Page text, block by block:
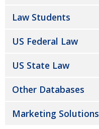
Law Students
US Federal Law
US State Law
Other Databases
Marketing Solutions